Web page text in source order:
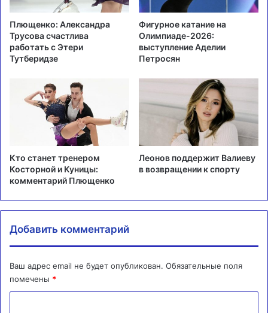
Плющенко: Александра
Трусова счастлива
работать с Этери
Тутберидзе
Фигурное катание на
Олимпиаде-2026:
выступление Аделии
Петросян
Кто станет тренером
Косторной и Куницы:
комментарий Плющенко
Леонов поддержит Валиеву
в возвращении к спорту
Добавить комментарий
Ваш адрес email не будет опубликован. Обязательные поля
помечены *